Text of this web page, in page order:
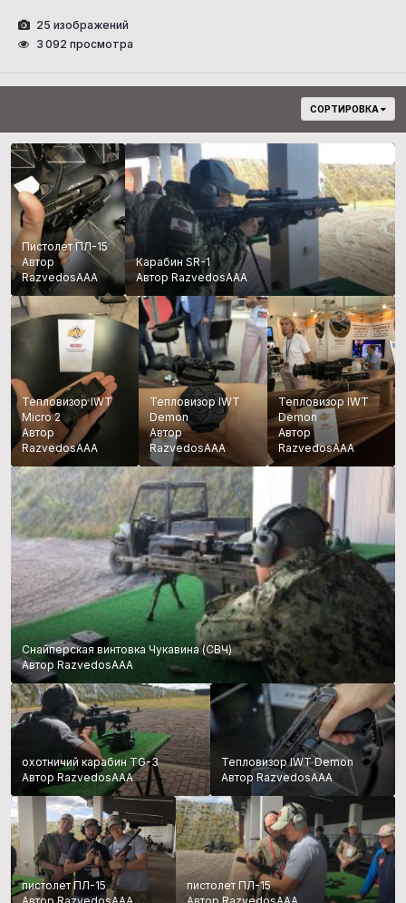
25 изображений
3 092 просмотра
СОРТИРОВКА
Пистолет ПЛ-15
Автор
RazvedosAAA
Карабин SR-1
Автор RazvedosAAA
Тепловизор IWT
Micro 2
Автор
RazvedosAAA
Тепловизор IWT
Demon
Автор
RazvedosAAA
Тепловизор IWT
Demon
Автор
RazvedosAAA
Снайперская винтовка Чукавина (СВЧ)
Автор RazvedosAAA
охотничий карабин TG-3
Автор RazvedosAAA
Тепловизор IWT Demon
Автор RazvedosAAA
пистолет ПЛ-15
пистолет ПЛ-15